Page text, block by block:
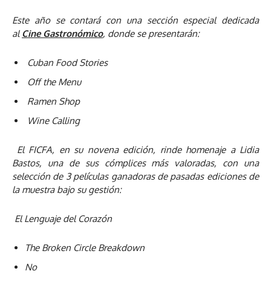
Este año se contará con una sección especial dedicada
al Cine Gastronómico, donde se presentarán:
Cuban Food Stories
Off the Menu
Ramen Shop
Wine Calling
El FICFA, en su novena edición, rinde homenaje a Lidia
Bastos, una de sus cómplices más valoradas, con una
selección de 3 películas ganadoras de pasadas ediciones de
la muestra bajo su gestión:
El Lenguaje del Corazón
The Broken Circle Breakdown
No